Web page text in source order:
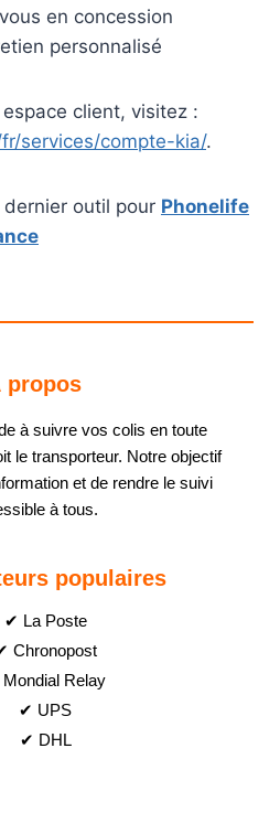
en concession
personnalisé
client, visitez :
services/compte-kia/.
outil pour Phonelife
propos
à suivre vos colis en toute
le transporteur. Notre objectif
et de rendre le suivi
à tous.
populaires
✔ La Poste
Chronopost
Relay
✔ UPS
✔ DHL